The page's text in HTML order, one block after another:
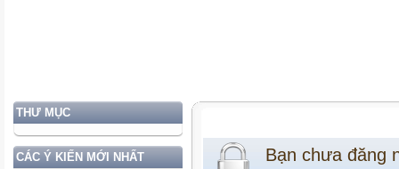
THƯ MỤC
CÁC Ý KIẾN MỚI NHẤT Bạn chưa đăng